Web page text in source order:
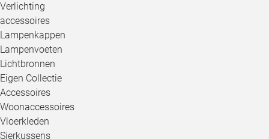
Verlichting
accessoires
Lampenkappen
Lampenvoeten
Lichtbronnen
Eigen Collectie
Accessoires
Woonaccessoires
Vloerkleden
Sierkussens